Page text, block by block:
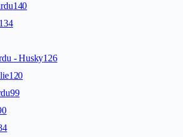
140
134
- Husky126
120
99